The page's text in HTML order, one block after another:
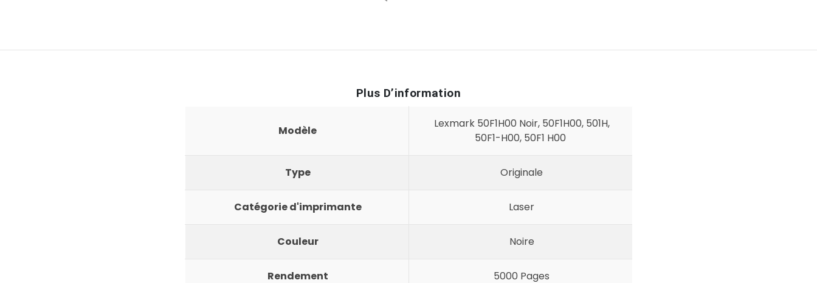
Plus D’information
Modèle
Lexmark 50F1H00 Noir, 50F1H00, 501H,
50F1-H00, 50F1 H00
Type Originale
Catégorie d'imprimante Laser
Couleur Noire
Rendement 5000 Pages